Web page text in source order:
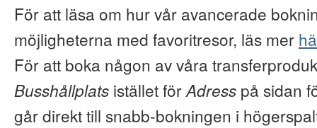
För att läsa om hur vår avancerade
möjligheterna med favoritresor, läs mer
För att boka någon av våra
Busshållplats istället förAdress på sidan
går direkt till snabb-bokningen i